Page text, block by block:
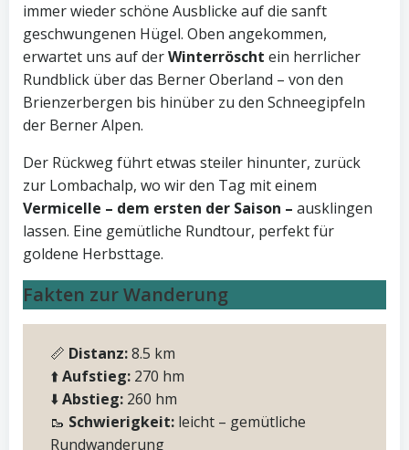
immer wieder schöne Ausblicke auf die sanft
geschwungenen Hügel. Oben angekommen,
erwartet uns auf derWinterröscht ein herrlicher
Rundblick über das Berner Oberland – von den
Brienzerbergen bis hinüber zu den Schneegipfeln
der Berner Alpen.
Der Rückweg führt etwas steiler hinunter, zurück
zur Lombachalp, wo wir den Tag mit einem
Vermicelle – dem ersten der Saison – ausklingen
lassen. Eine gemütliche Rundtour, perfekt für
goldene Herbsttage.
Fakten zur Wanderung
📏 Distanz:8.5 km
⬆️Aufstieg: 270 hm
⬇️Abstieg: 260 hm
🥾 Schwierigkeit: leicht – gemütliche
Rundwanderung